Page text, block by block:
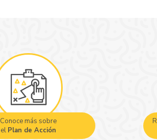
Conoce más sobre
el Plan de Acción